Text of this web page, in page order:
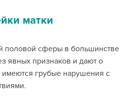
матки
половой сферы в большинстве
явных признаков и дают о
имеются грубые нарушения с